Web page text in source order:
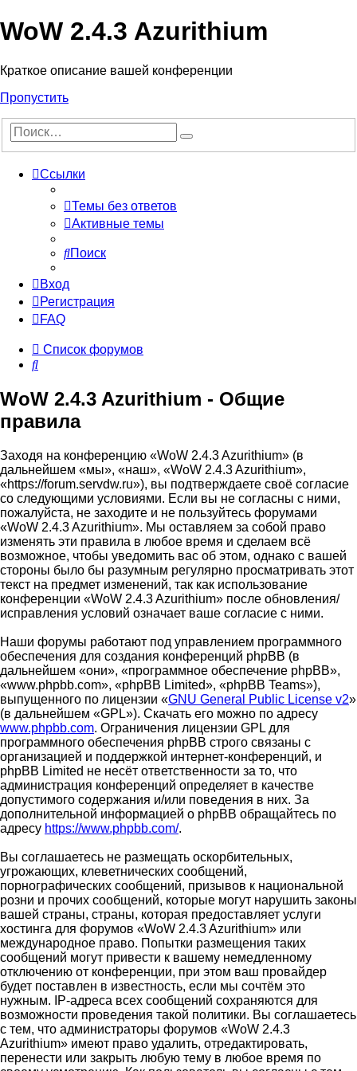
WoW 2.4.3 Azurithium
Краткое описание вашей конференции
Пропустить
Ссылки
Темы без ответов
Активные темы
Поиск
Вход
Регистрация
FAQ
Список форумов
Поиск
WoW 2.4.3 Azurithium - Общие
правила
Заходя на конференцию «WoW 2.4.3 Azurithium» (в
дальнейшем «мы», «наш», «WoW 2.4.3 Azurithium»,
«https://forum.servdw.ru»), вы подтверждаете своё согласие
со следующими условиями. Если вы не согласны с ними,
пожалуйста, не заходите и не пользуйтесь форумами
«WoW 2.4.3 Azurithium». Мы оставляем за собой право
изменять эти правила в любое время и сделаем всё
возможное, чтобы уведомить вас об этом, однако с вашей
стороны было бы разумным регулярно просматривать этот
текст на предмет изменений, так как использование
конференции «WoW 2.4.3 Azurithium» после обновления/
исправления условий означает ваше согласие с ними.
Наши форумы работают под управлением программного
обеспечения для создания конференций phpBB (в
дальнейшем «они», «программное обеспечение phpBB»,
«www.phpbb.com», «phpBB Limited», «phpBB Teams»),
выпущенного по лицензии «GNU General Public License v2»
(в дальнейшем «GPL»). Скачать его можно по адресу
www.phpbb.com. Ограничения лицензии GPL для
программного обеспечения phpBB строго связаны с
организацией и поддержкой интернет-конференций, и
phpBB Limited не несёт ответственности за то, что
администрация конференций определяет в качестве
допустимого содержания и/или поведения в них. За
дополнительной информацией о phpBB обращайтесь по
адресу https://www.phpbb.com/.
Вы соглашаетесь не размещать оскорбительных,
угрожающих, клеветнических сообщений,
порнографических сообщений, призывов к национальной
розни и прочих сообщений, которые могут нарушить законы
вашей страны, страны, которая предоставляет услуги
хостинга для форумов «WoW 2.4.3 Azurithium» или
международное право. Попытки размещения таких
сообщений могут привести к вашему немедленному
отключению от конференции, при этом ваш провайдер
будет поставлен в известность, если мы сочтём это
нужным. IP-адреса всех сообщений сохраняются для
возможности проведения такой политики. Вы соглашаетесь
с тем, что администраторы форумов «WoW 2.4.3
Azurithium» имеют право удалить, отредактировать,
перенести или закрыть любую тему в любое время по